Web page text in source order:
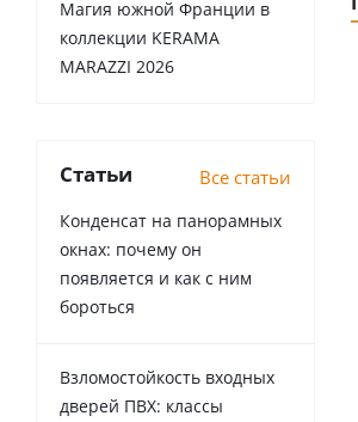
Магия южной Франции в
коллекции KERAMA
MARAZZI 2026
Статьи Все статьи
Конденсат на панорамных
окнах: почему он
появляется и как с ним
бороться
Взломостойкость входных
дверей ПВХ: классы